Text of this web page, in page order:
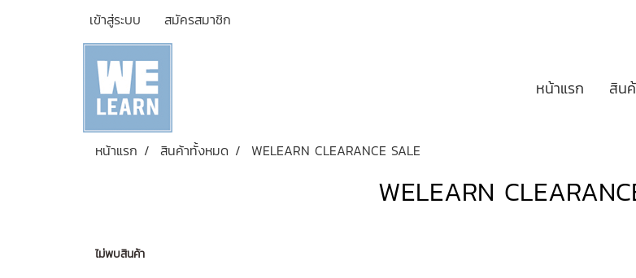
เข้าสู่ระบบ สมัครสมาชิก
หน้าแรก สิน
หน้าแรก สินค้าทั้งหมด WELEARN CLEARANCE SALE
WELEARN
ไม่พบสินค้า